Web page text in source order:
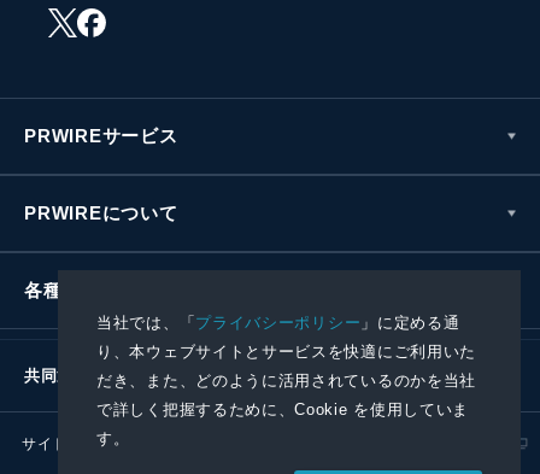
当社では、「プライバシーポリシー 」に定める通
り、本ウェブサイトとサービスを快適にご利用いた
だき、また、どのように活用されているのかを当社
で詳しく把握するために、Cookie を使用していま
す。
PRWIREサービス
PRWIREについて
各種お問い合わせ
共同通信社グループ
サイトポリシー